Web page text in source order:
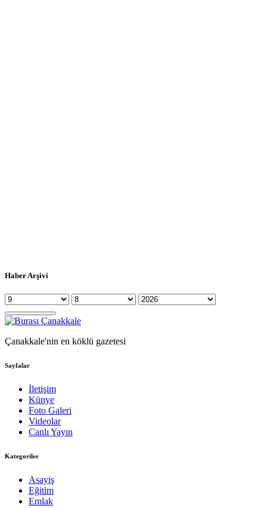
Haber Arşivi
Çanakkale'nin en köklü gazetesi
Sayfalar
İletişim
Künye
Foto Galeri
Videolar
Canlı Yayın
Kategoriler
Asayiş
Eğitim
Emlak